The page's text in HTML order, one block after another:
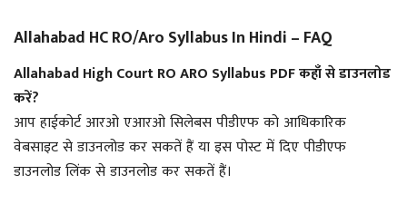
Allahabad HC RO/Aro Syllabus In Hindi – FAQ
Allahabad High Court RO ARO Syllabus PDF कहाँ से डाउनलोड
करें?
आप हाईकोर्ट आरओ एआरओ सिलेबस पीडीएफ को आधिकारिक
वेबसाइट से डाउनलोड कर सकतें हैं या इस पोस्ट में दिए पीडीएफ
डाउनलोड लिंक से डाउनलोड कर सकतें हैं।